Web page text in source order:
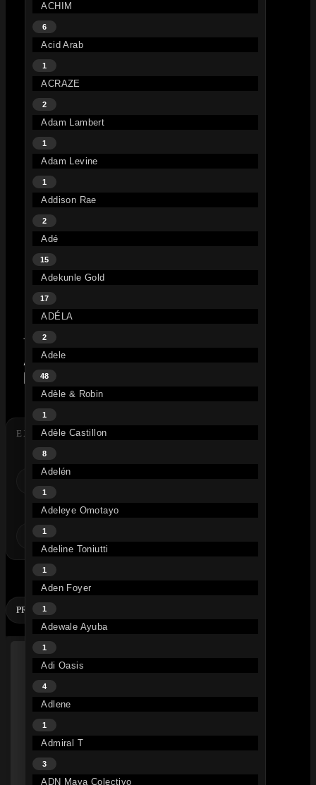
▶ Commencer maintenant
TRACK ARTISTS
ALEX
MONTEMBAULT
ACHIM
6
Acid Arab
1
ACRAZE
2
Adam Lambert
1
Adam Levine
1
Addison Rae
2
Adé
15
Adekunle Gold
17
ADÉLA
2
Adele
48
Adèle & Robin
1
Adèle Castillon
8
Adelén
1
Adeleye Omotayo
1
Adeline Toniutti
1
Aden Foyer
1
Adewale Ayuba
1
Adi Oasis
4
Adlene
1
Admiral T
3
ADN Maya Colectivo
EXPLORER
AJOUTS RECENTS
PRÉCOMMANDES